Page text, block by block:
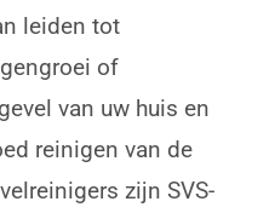
leiden tot
of
van uw huis en
reinigen van de
zijn SVS-